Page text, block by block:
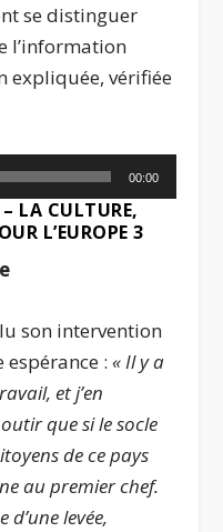
se distinguer
l’information
expliquée, vérifiée
00:00
LA CULTURE,
L’EUROPE 3
son intervention
espérance :« Il y a
et j’en
que si le socle
de ce pays
au premier chef.
d’une levée,